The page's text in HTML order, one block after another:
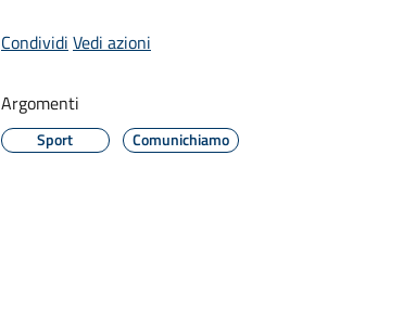
Condividi Vedi azioni
Argomenti
Sport Comunichiamo